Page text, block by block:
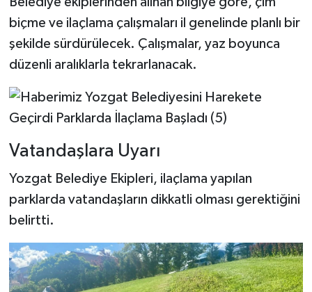
biçme ve ilaçlama çalışmaları il genelinde planlı bir
şekilde sürdürülecek. Çalışmalar, yaz boyunca
düzenli aralıklarla tekrarlanacak.
Vatandaşlara Uyarı
Yozgat Belediye Ekipleri, ilaçlama yapılan
parklarda vatandaşların dikkatli olması gerektiğini
belirtti.